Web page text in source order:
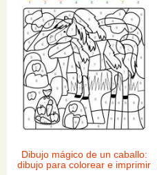
Dibujo mágico de un caballo:
dibujo para colorear e imprimir